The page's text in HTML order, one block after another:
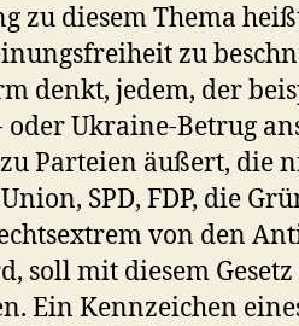
zu diesem Thema
zu
denkt, jedem, der
oder Ukraine-Betrug
Parteien äußert, die
SPD, FDP, die
von den
soll mit diesem
Ein Kennzeichen